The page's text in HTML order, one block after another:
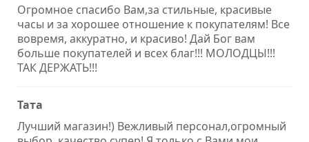
Огромное спасибо Вам,за стильные, красивые
часы и за хорошее отношение к покупателям! Все
вовремя, аккуратно, и красиво! Дай Бог вам
больше покупателей и всех благ!!! МОЛОДЦЫ!!!
ТАК ДЕРЖАТЬ!!!
Тата
Лучший магазин!) Вежливый персонал,огромный